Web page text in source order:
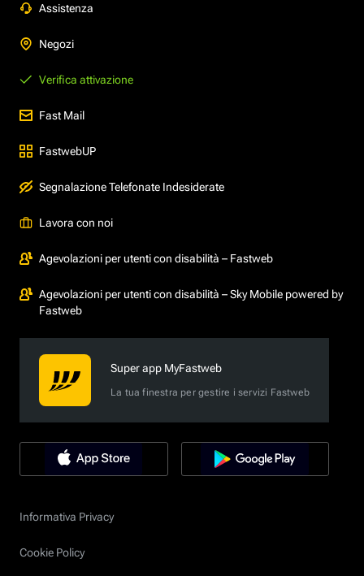
Assistenza
Negozi
Verifica attivazione
Fast Mail
FastwebUP
Segnalazione Telefonate Indesiderate
Lavora con noi
Agevolazioni per utenti con disabilità – Fastweb
Agevolazioni per utenti con disabilità – Sky Mobile powered by
Fastweb
Super app MyFastweb
La tua finestra per gestire i servizi Fastweb
Informativa Privacy
Cookie Policy